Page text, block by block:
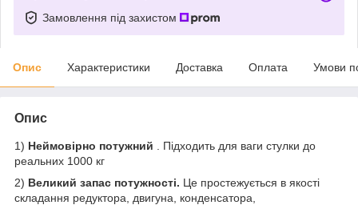
Замовлення під захистом
Опис Характеристики Доставка Оплата Умови
Опис
1) Неймовірно потужний
. Підходить для ваги стулки до
реальних 1000 кг
2) Великий запас потужності. Це простежується в якості
складання редуктора, двигуна, конденсатора,